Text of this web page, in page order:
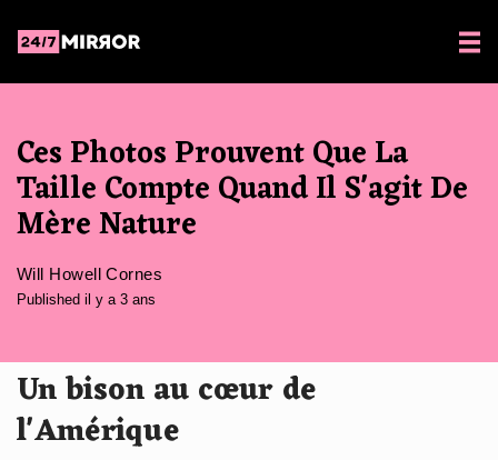
Ces Photos Prouvent Que La
Taille Compte Quand Il S'agit De
Mère Nature
Will Howell Cornes
Published il y a 3 ans
Un bison au cœur de
l'Amérique